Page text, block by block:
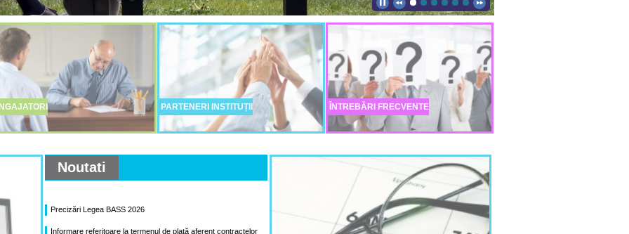
PARTENERI INSTITUȚII ÎNTREBĂRI FRECVENTE
Noutati
Precizări Legea BASS 2026
Informare referitoare la termenul de plată aferent contractelor